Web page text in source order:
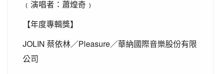
﹙演唱者：蕭煌奇﹚
【年度專輯獎】
JOLIN 蔡依林／Pleasure／華納國際音樂股份有限
公司